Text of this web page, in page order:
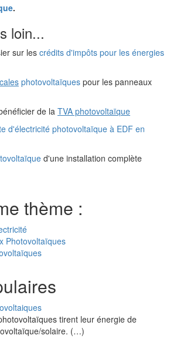
.
loin...
sur les crédits d'impôts pour les énergies
photovoltaïques pour les panneaux
de la TVA photovoltaïque
d'électricité photovoltaïque à EDF en
d'une installation complète
thème :
Photovoltaïques
tirent leur énergie de
solaire. (…)